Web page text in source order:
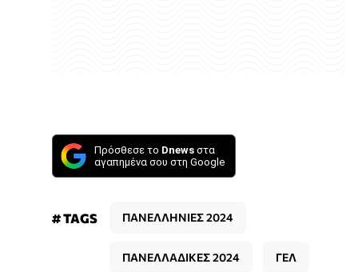
Πρόσθεσε το Dnews στα
αγαπημένα σου στη Google
# TAGS ΠΑΝΕΛΛΗΝΙΕΣ 2024
ΠΑΝΕΛΛΑΔΙΚΕΣ 2024 ΓΕΛ